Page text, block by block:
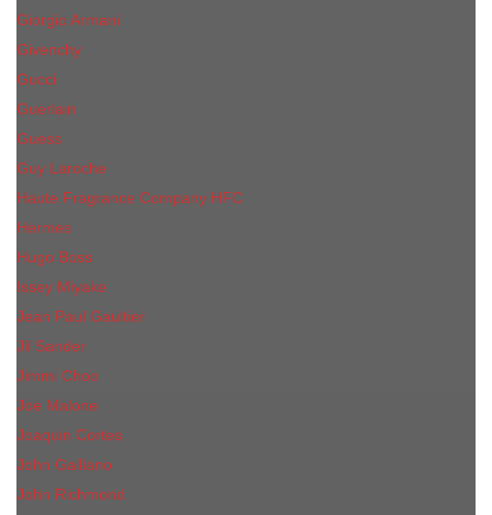
Giorgio Armani
Givenchy
Gucci
Guerlain
Guess
Guy Laroche
Haute Fragrance Company HFC
Hermes
Hugo Boss
Issey Miyake
Jean Paul Gaultier
Jil Sander
Jimmi Choo
Jое Malоnе
Joaquin Cortes
John Galliano
John Richmond